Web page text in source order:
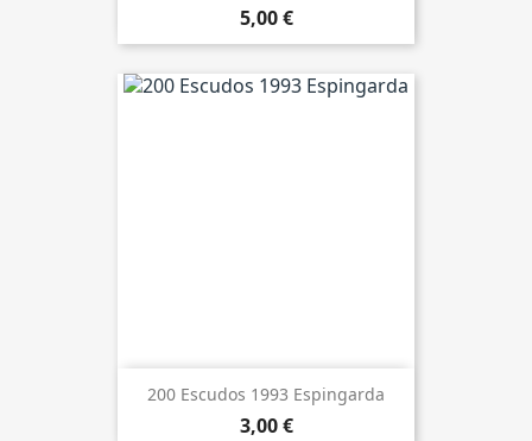
5,00 €
200 Escudos 1993 Espingarda
3,00 €